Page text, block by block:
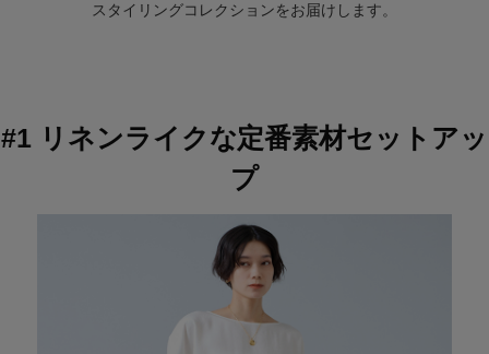
スタイリングコレクションをお届けします。
#1 リネンライクな定番素材セットアッ
プ